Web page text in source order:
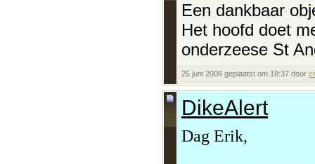
Een dankbaar
Het hoofd doet
onderzeese St
25 juni 2008 geplaatst om 18:37 door
DikeAlert
Dag Erik,